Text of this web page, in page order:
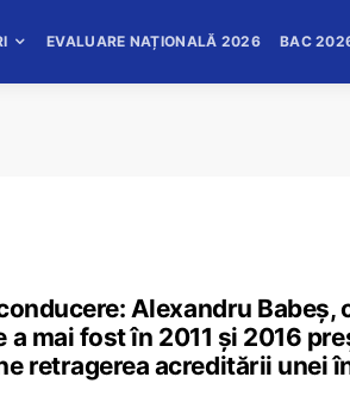
EVALUARE NAȚIONALĂ 2026 BAC
Alexandru Babeș,
mai fost în 2011 și 2016
retragerea acreditării unei